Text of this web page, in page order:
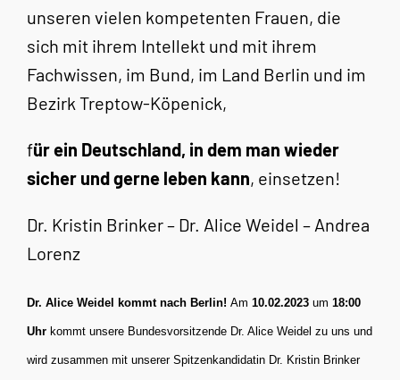
unseren vielen kompetenten Frauen, die
sich mit ihrem Intellekt und mit ihrem
Fachwissen, im Bund, im Land Berlin und im
Bezirk Treptow-Köpenick,
für ein Deutschland, in dem man wieder
sicher und gerne leben kann, einsetzen!
Dr. Kristin Brinker – Dr. Alice Weidel – Andrea
Lorenz
Dr. Alice Weidel kommt nach Berlin! Am 10.02.2023 um 18:00
Uhr kommt unsere Bundesvorsitzende Dr. Alice Weidel zu uns und
wird zusammen mit unserer Spitzenkandidatin Dr. Kristin Brinker